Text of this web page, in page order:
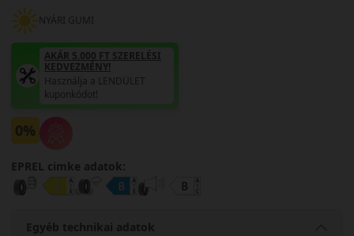
NYÁRI GUMI
AKÁR 5.000 FT SZERELÉSI
KEDVEZMÉNY!
Használja a LENDÜLET
kuponkódot!
0%
EPREL cimke adatok:
Egyéb technikai adatok